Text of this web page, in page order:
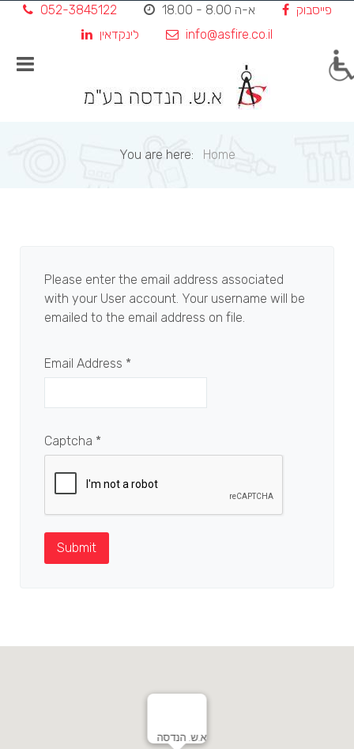
Skip
052-3845122 א-ה 8.00 - 18.00
פייסבוק
לינקדאין
info@asfire.co.il
You are here: Home
Please enter the email address associated
with your User account. Your username will be
emailed to the email address on file.
Email Address *
Captcha *
Submit
א.ש. הנדסה